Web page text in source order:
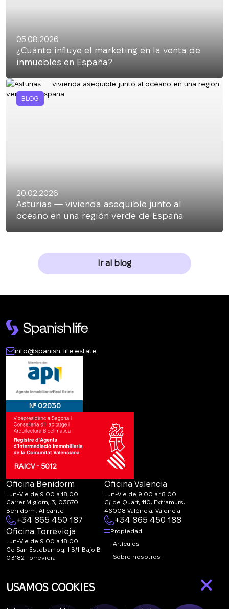
05.08.2026
¿Cuánto influye el marketing en la venta de
inmuebles en España?
BLOG
20.02.2026
Asturias — vivienda asequible junto al
océano en una región verde de España
Ir al blog
info@spanish-life.estate
№ 02030
RAICV - 5012
Oficina Benidorm
Lun-Vie de 9:00 a 18:00
Carrer Migjorn, 3, 03570
Benidorm, Alicante
+34 865 450 187
Oficina Valencia
Lun-Vie de 9:00 a 18:00
C/ de Quart, 110, Extramurs,
46008 València, Valencia
+34 865 450 188
Oficina Torrevieja
Lun-Vie de 9:00 a 18:00
Co San Esteban bq. 1 B/1-Bajo B
03182 Torrevieja
life.estate
Propiedad
Artículos
Sobre nosotros
×
USAMOS COOKIES